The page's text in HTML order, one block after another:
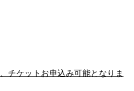
チケットお申込み可能となりま